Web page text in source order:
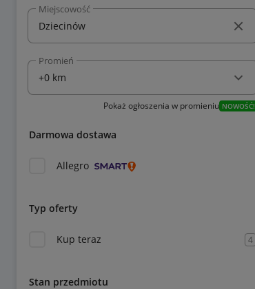
Miejscowość
Promień
Pokaż ogłoszenia w promieniu NOWOŚĆ!
Darmowa dostawa
Allegro
Typ oferty
Kup teraz 4
Stan przedmiotu